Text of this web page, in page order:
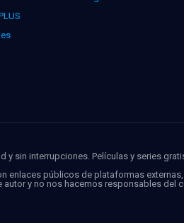
sin interrupciones. Películas y series
enlaces públicos de plataformas
y no nos hacemos responsables del